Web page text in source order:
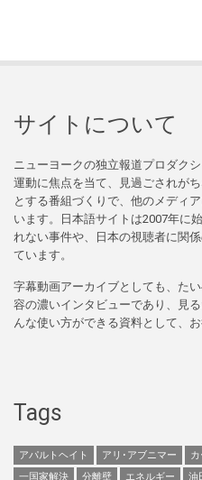
サイトについて
ニューヨークの独立報道プロダク
運動に焦点を当て、見過ごされが
とする番組づくりで、他のメディ
います。日本語サイトは2007年に
れない事件や、日本の視聴者に関
ています。
字幕動画アーカイブとしても、た
容の濃いインタビューであり、見
んな使い方ができる資料として、
Tags
アパルトヘイト アリ･アブニマー
一国家解決
分離壁 エネルギー 油